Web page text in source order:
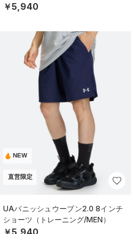
￥5,940
NEW
直営限定
UAバニッシュウーブン2.0 8インチ
ショーツ（トレーニング/MEN）
￥5,940